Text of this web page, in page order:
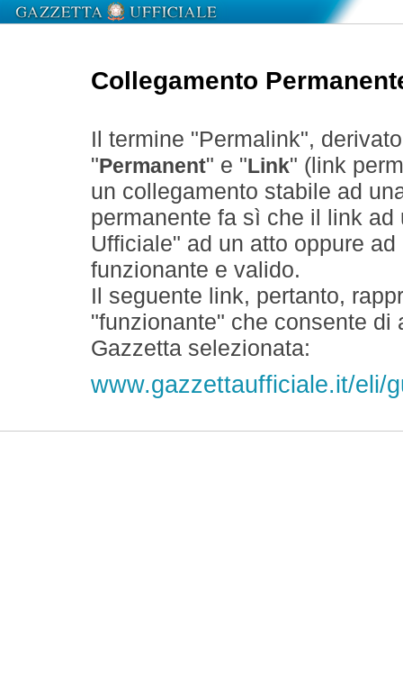
Collegamento
Il termine "Permalink",
" Permanent" e " Link" (link
un collegamento stabile ad
permanente fa sì che il link
Ufficiale" ad un atto oppure
funzionante e valido.
Il seguente link, pertanto,
"funzionante" che consente
Gazzetta selezionata:
www.gazzettaufficiale.it/eli/